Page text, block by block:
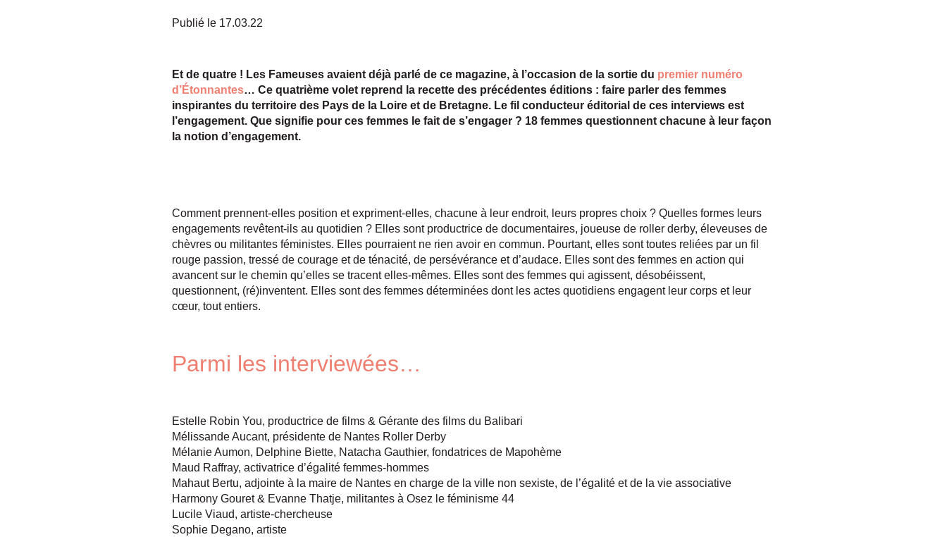
Publié le 17.03.22
Et de quatre ! Les Fameuses avaient déjà parlé de ce magazine, à l’occasion de la sortie du premier numéro
d’Étonnantes… Ce quatrième volet reprend la recette des précédentes éditions : faire parler des femmes
inspirantes du territoire des Pays de la Loire et de Bretagne. Le fil conducteur éditorial de ces interviews est
l’engagement. Que signifie pour ces femmes le fait de s’engager ? 18 femmes questionnent chacune à leur façon
la notion d’engagement.
Comment prennent-elles position et expriment-elles, chacune à leur endroit, leurs propres choix ? Quelles formes leurs
engagements revêtent-ils au quotidien ? Elles sont productrice de documentaires, joueuse de roller derby, éleveuses de
chèvres ou militantes féministes. Elles pourraient ne rien avoir en commun. Pourtant, elles sont toutes reliées par un fil
rouge passion, tressé de courage et de ténacité, de persévérance et d’audace. Elles sont des femmes en action qui
avancent sur le chemin qu’elles se tracent elles-mêmes. Elles sont des femmes qui agissent, désobéissent,
questionnent, (ré)inventent. Elles sont des femmes déterminées dont les actes quotidiens engagent leur corps et leur
cœur, tout entiers.
Parmi les interviewées…
Estelle Robin You, productrice de films & Gérante des films du Balibari
Mélissande Aucant, présidente de Nantes Roller Derby
Mélanie Aumon, Delphine Biette, Natacha Gauthier, fondatrices de Mapohème
Maud Raffray, activatrice d’égalité femmes-hommes
Mahaut Bertu, adjointe à la maire de Nantes en charge de la ville non sexiste, de l’égalité et de la vie associative
Harmony Gouret & Evanne Thatje, militantes à Osez le féminisme 44
Lucile Viaud, artiste-chercheuse
Sophie Degano, artiste